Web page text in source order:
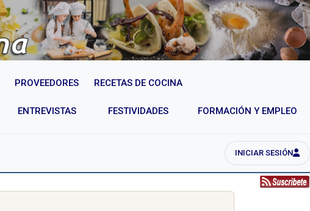
PROVEEDORES RECETAS DE COCINA
ENTREVISTAS FESTIVIDADES FORMACIÓN Y EMPLEO
INICIAR SESIÓN